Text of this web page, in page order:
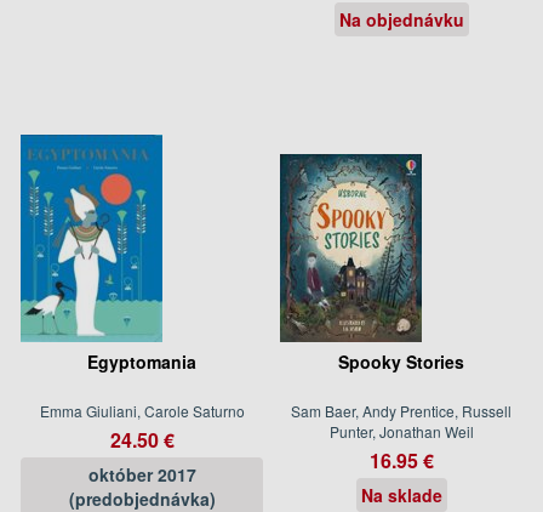
Na objednávku
Egyptomania
Emma Giuliani, Carole Saturno
24.50 €
október 2017
(predobjednávka)
Spooky Stories
Sam Baer, Andy Prentice, Russell
Punter, Jonathan Weil
16.95 €
Na sklade